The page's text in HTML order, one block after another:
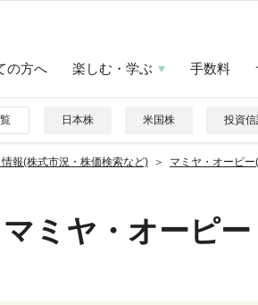
の方へ 楽しむ・学ぶ 手数料
日本株 米国株 投資信
報(株式市況・株価検索など) マミヤ・オーピ
ミヤ・オーピー